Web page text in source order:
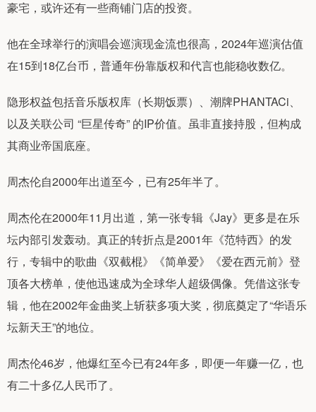
豪宅，或许还有一些商铺门店的投资。
他在全球举行的演唱会巡演现金流也很高，2024年巡演估值
在15到18亿台币，普通年份靠版权和代言也能稳收数亿。
隐形权益包括音乐版权库（长期饭票）、潮牌PHANTACi、
以及关联公司 “巨星传奇” 的IP价值。虽非直接持股，但构成
其商业帝国底座。
周杰伦自2000年出道至今，已有25年半了。
周杰伦在2000年11月出道，第一张专辑《Jay》更多是在乐
坛内部引发轰动。真正的转折点是2001年《范特西》的发
行，专辑中的歌曲《双截棍》《简单爱》《爱在西元前》登
顶各大榜单，使他迅速成为全球华人超级偶像。凭借这张专
辑，他在2002年金曲奖上斩获多项大奖，彻底奠定了“华语乐
坛新天王”的地位。
周杰伦46岁，他爆红至今已有24年多，即便一年赚一亿，也
有二十多亿人民币了。